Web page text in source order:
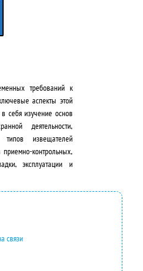
требований к
аспекты этой
себя изучение основ
деятельности,
извещателей
контрольных,
эксплуатации и
связи